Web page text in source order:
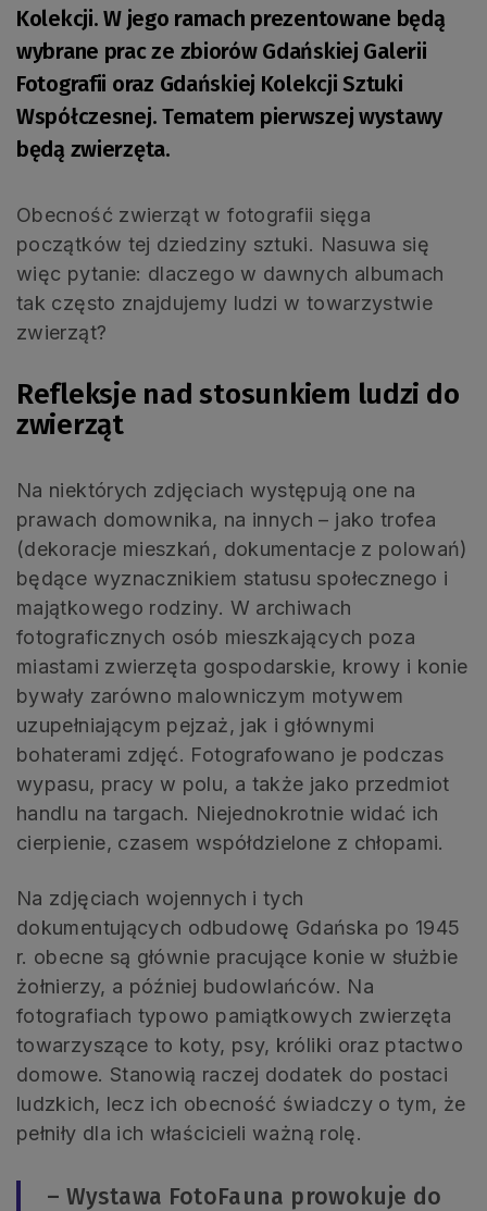
Kolekcji. W jego ramach prezentowane będą
wybrane prac ze zbiorów Gdańskiej Galerii
Fotografii oraz Gdańskiej Kolekcji Sztuki
Współczesnej. Tematem pierwszej wystawy
będą zwierzęta.
Obecność zwierząt w fotografii sięga
początków tej dziedziny sztuki. Nasuwa się
więc pytanie: dlaczego w dawnych albumach
tak często znajdujemy ludzi w towarzystwie
zwierząt?
Refleksje nad stosunkiem ludzi do
zwierząt
Na niektórych zdjęciach występują one na
prawach domownika, na innych – jako trofea
(dekoracje mieszkań, dokumentacje z polowań)
będące wyznacznikiem statusu społecznego i
majątkowego rodziny. W archiwach
fotograficznych osób mieszkających poza
miastami zwierzęta gospodarskie, krowy i konie
bywały zarówno malowniczym motywem
uzupełniającym pejzaż, jak i głównymi
bohaterami zdjęć. Fotografowano je podczas
wypasu, pracy w polu, a także jako przedmiot
handlu na targach. Niejednokrotnie widać ich
cierpienie, czasem współdzielone z chłopami.
Na zdjęciach wojennych i tych
dokumentujących odbudowę Gdańska po 1945
r. obecne są głównie pracujące konie w służbie
żołnierzy, a później budowlańców. Na
fotografiach typowo pamiątkowych zwierzęta
towarzyszące to koty, psy, króliki oraz ptactwo
domowe. Stanowią raczej dodatek do postaci
ludzkich, lecz ich obecność świadczy o tym, że
pełniły dla ich właścicieli ważną rolę.
– Wystawa FotoFauna prowokuje do